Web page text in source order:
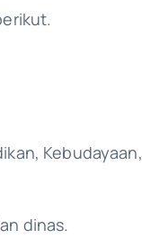
Kebudayaan,
dinas.